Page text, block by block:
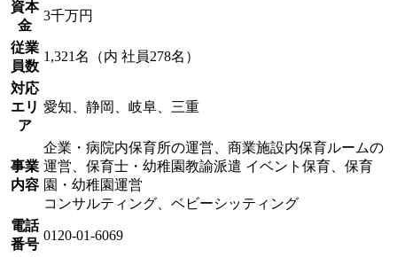
資本
金
3千万円
従業
員数
1,321名（内 社員278名）
対応
エリ
ア
愛知、静岡、岐阜、三重
事業
内容
企業・病院内保育所の運営、商業施設内保育ルームの
運営、保育士・幼稚園教諭派遣 イベント保育、保育
園・幼稚園運営
コンサルティング、ベビーシッティング
電話
番号
0120-01-6069